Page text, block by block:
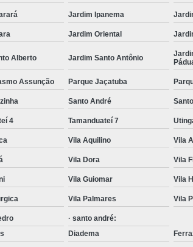
Locação
Caminhão
Locações
Jardim Ipanema
Jardim Oriental
Alberto Jardim Santo Antônio
Assunção Parque Jaçatuba
Santo André
4 Tamanduateí 7
Vila Aquilino Vila
Vila Dora Vila
Vila Guiomar Vila
Vila Palmares Vila
· santo andré:
Diadema